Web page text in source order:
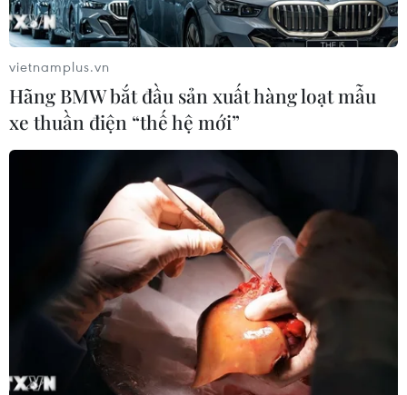
TIN CÙNG CHUYÊN MỤC
BSR phối trộn thành công dầu Diesel
sinh học B5 và B10
07/08/2026 05:02
Cà Mau quảng bá thương hiệu, kết
nối đầu tư, đưa ngành tôm phát triển
vietnamplus.vn
Hãng BMW bắt đầu sản xuất hàng loạt mẫu
xe thuần điện “thế hệ mới”